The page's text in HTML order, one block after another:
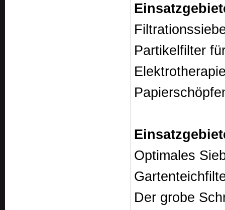
Partikelfilter
Optimales
Der grobe